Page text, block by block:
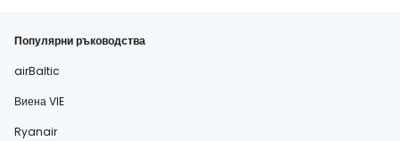
Популярни ръководства
airBaltic
Виена VIE
Ryanair